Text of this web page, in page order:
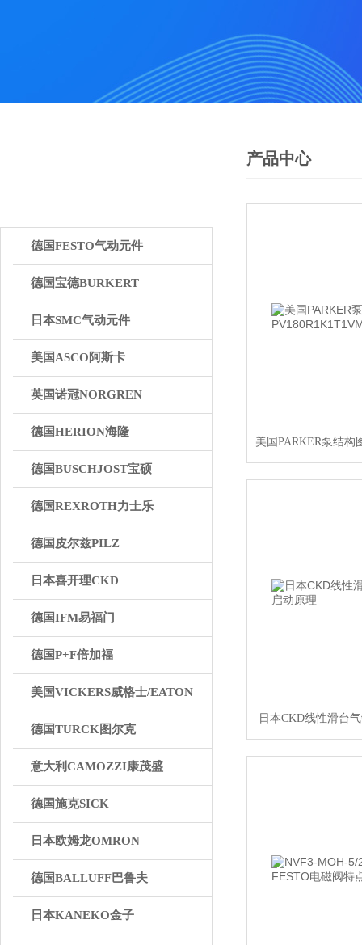
德国FESTO气动元件
德国宝德BURKERT
日本SMC气动元件
美国ASCO阿斯卡
英国诺冠NORGREN
德国HERION海隆
德国BUSCHJOST宝硕
德国REXROTH力士乐
德国皮尔兹PILZ
日本喜开理CKD
德国IFM易福门
德国P+F倍加福
美国VICKERS威格士/EATON
德国TURCK图尔克
意大利CAMOZZI康茂盛
德国施克SICK
日本欧姆龙OMRON
德国BALLUFF巴鲁夫
日本KANEKO金子
产品中心
日本CKD线性滑台